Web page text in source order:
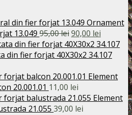
Ornament
13.049 95,00leiPrețul
inițial
a
95,00 lei.
90,00 lei
curent
este:
90,00 lei.
din fier forjat 40X30x2 34.107
Element
20.001.01 11,00 lei
Element
21.055 39,00 lei